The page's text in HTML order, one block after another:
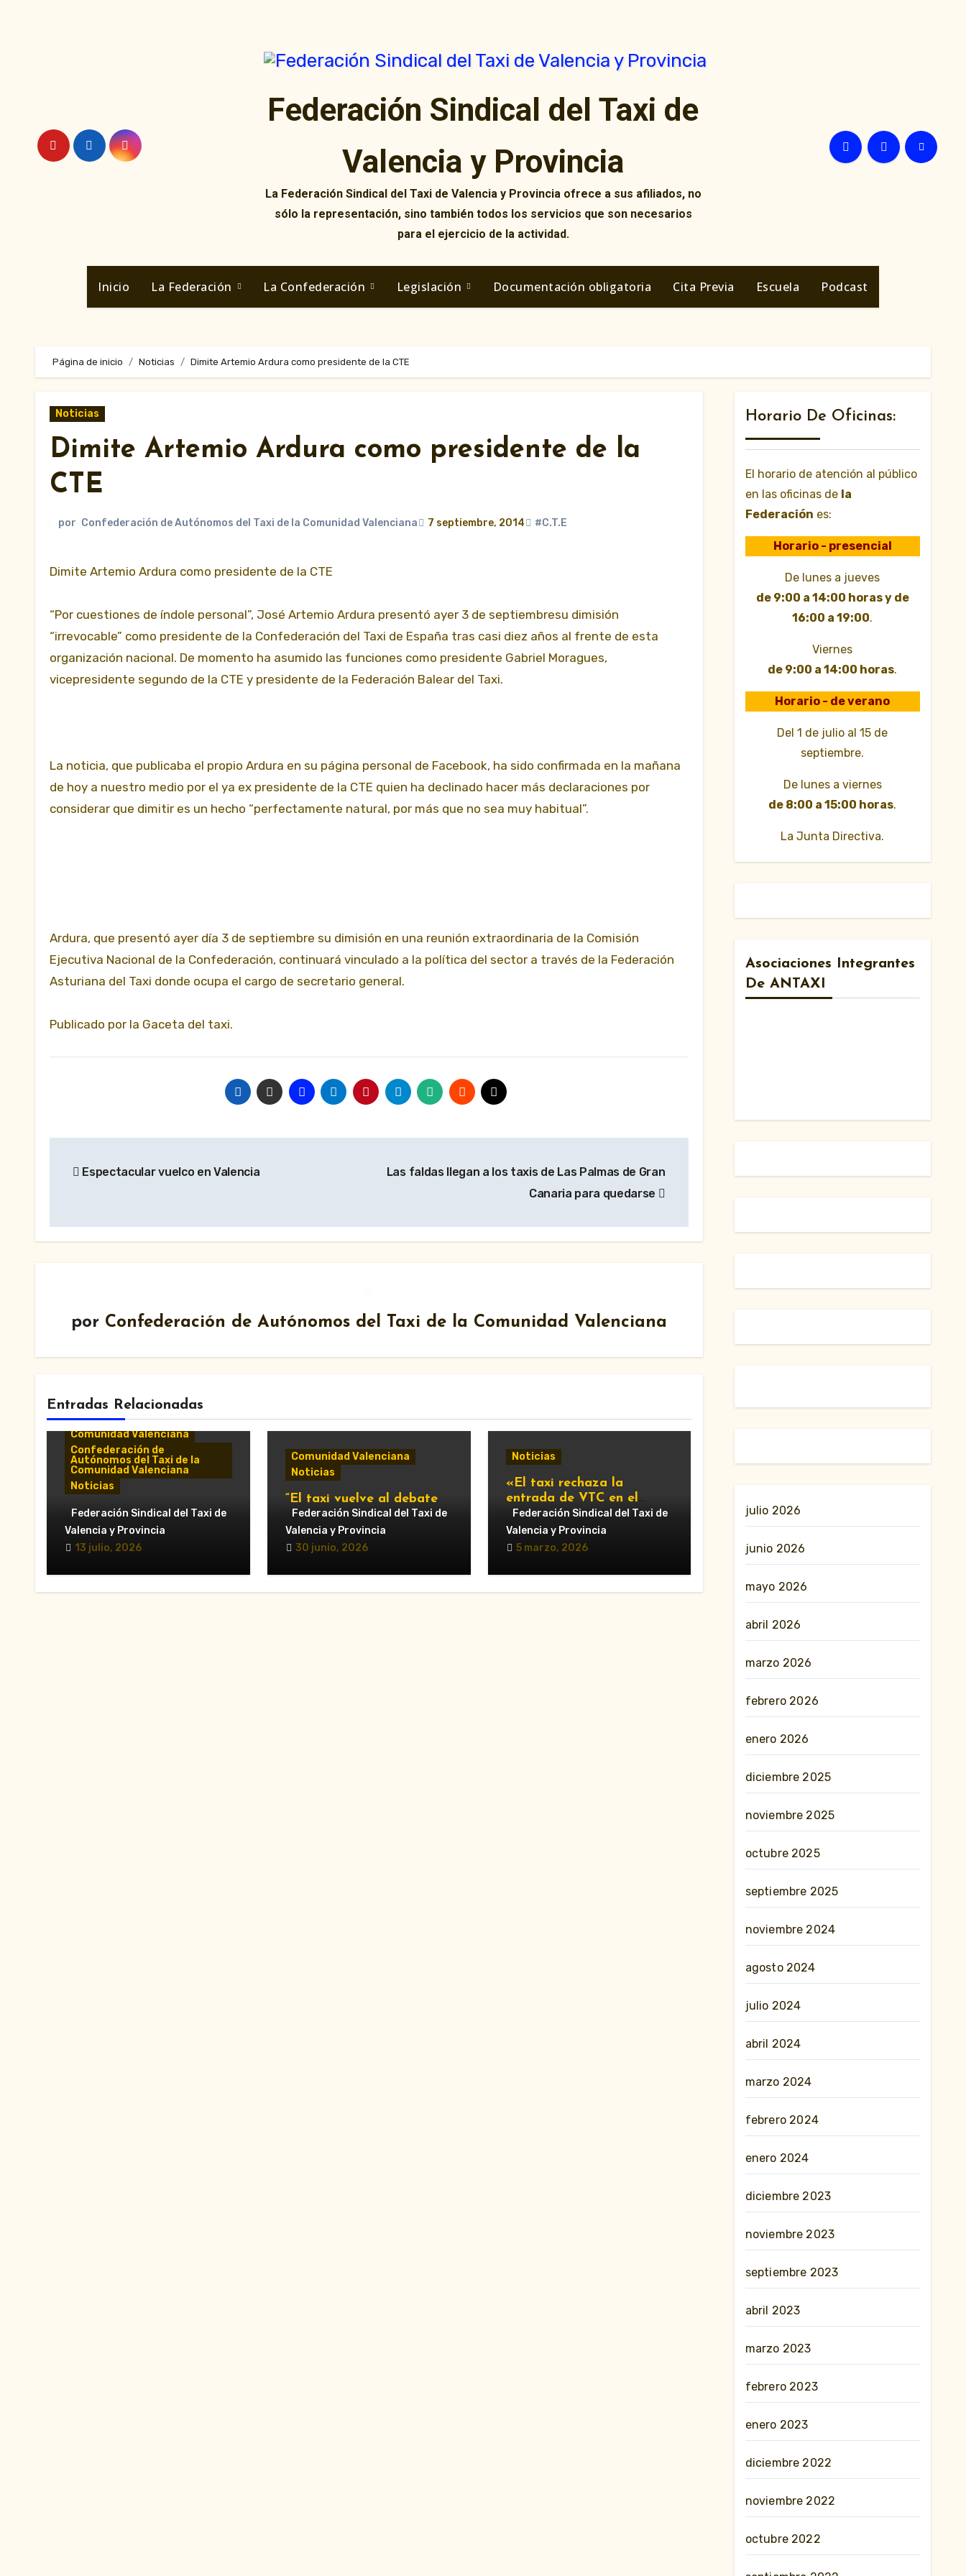
Federación Sindical del Taxi de
Valencia y Provincia
La Federación Sindical del Taxi de Valencia y Provincia ofrece a sus afiliados, no
sólo la representación, sino también todos los servicios que son necesarios
para el ejercicio de la actividad.
Inicio La Federación La Confederación Legislación Documentación obligatoria Cita Previa Escuela Podcast
Página de inicio Noticias Dimite Artemio Ardura como presidente de la CTE
Noticias
Dimite Artemio Ardura como presidente de la
CTE
por Confederación de Autónomos del Taxi de la Comunidad Valenciana 7 septiembre, 2014 #C.T.E
Dimite Artemio Ardura como presidente de la CTE
“Por cuestiones de índole personal”, José Artemio Ardura presentó ayer 3 de septiembresu dimisión
“irrevocable” como presidente de la Confederación del Taxi de España tras casi diez años al frente de esta
organización nacional. De momento ha asumido las funciones como presidente Gabriel Moragues,
vicepresidente segundo de la CTE y presidente de la Federación Balear del Taxi.
La noticia, que publicaba el propio Ardura en su página personal de Facebook, ha sido confirmada en la mañana
de hoy a nuestro medio por el ya ex presidente de la CTE quien ha declinado hacer más declaraciones por
considerar que dimitir es un hecho “perfectamente natural, por más que no sea muy habitual”.
Ardura, que presentó ayer día 3 de septiembre su dimisión en una reunión extraordinaria de la Comisión
Ejecutiva Nacional de la Confederación, continuará vinculado a la política del sector a través de la Federación
Asturiana del Taxi donde ocupa el cargo de secretario general.
Publicado por la Gaceta del taxi.
de Espectacular vuelco en Valencia
Las faldas llegan a los taxis de Las Palmas de Gran
Canaria para quedarse
por Confederación de Autónomos del Taxi de la Comunidad Valenciana
Entradas Relacionadas
Comunicados y notas de
prensa
Comunidad Valenciana
Confederación de
Autónomos del Taxi de la
Comunidad Valenciana
Noticias
«El taxi de Alicante
muestra su desánimo tras
una reunión “infructuosa”
con la Conselleria por el
Decreto Ley 5/2026»
Federación Sindical del Taxi de
Valencia y Provincia
13 julio, 2026
Comunidad Valenciana
Noticias
“El taxi vuelve al debate
municipal: Compromís pide
al Ayuntamiento de
València que respalde al
en la regulación de las
VTC.”
Federación Sindical del Taxi de
Valencia y Provincia
30 junio, 2026
Noticias
«El taxi rechaza la
entrada de VTC en el
servicio urbano y advierte
de nuevas movilizaciones»
Federación Sindical del Taxi de
Valencia y Provincia
5 marzo, 2026
Horario De Oficinas:
El horario de atención al público
en las oficinas de la
Federación es:
Horario - presencial
De lunes a jueves
de 9:00 a 14:00 horas y de
16:00 a 19:00.
Viernes
de 9:00 a 14:00 horas.
Horario - de verano
Del 1 de julio al 15 de
septiembre.
De lunes a viernes
de 8:00 a 15:00 horas.
La Junta Directiva.
Asociaciones Integrantes
De ANTAXI
julio 2026
junio 2026
mayo 2026
abril 2026
marzo 2026
febrero 2026
enero 2026
diciembre 2025
noviembre 2025
octubre 2025
septiembre 2025
noviembre 2024
agosto 2024
julio 2024
abril 2024
marzo 2024
febrero 2024
enero 2024
diciembre 2023
noviembre 2023
septiembre 2023
abril 2023
marzo 2023
febrero 2023
enero 2023
diciembre 2022
noviembre 2022
octubre 2022